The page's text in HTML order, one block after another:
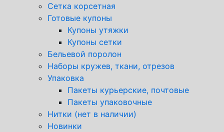
Сетка корсетная
Готовые купоны
Купоны утяжки
Купоны сетки
Бельевой поролон
Наборы кружев, ткани, отрезов
Упаковка
Пакеты курьерские, почтовые
Пакеты упаковочные
Нитки (нет в наличии)
Новинки